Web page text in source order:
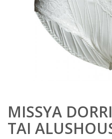
MISSYA
TAI